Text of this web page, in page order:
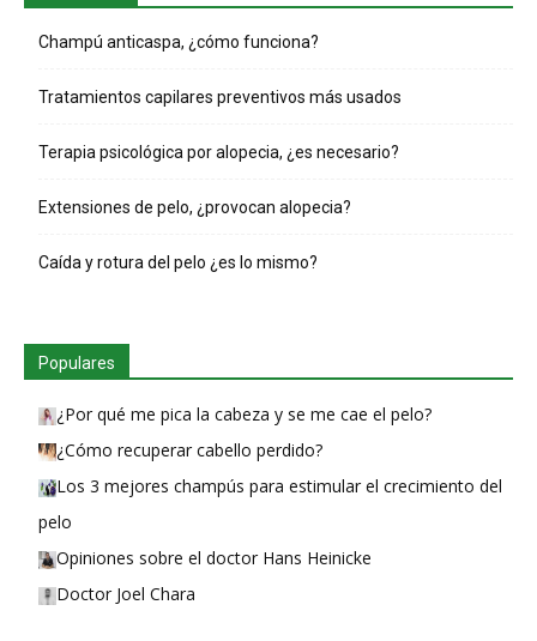
Champú anticaspa, ¿cómo funciona?
Tratamientos capilares preventivos más usados
Terapia psicológica por alopecia, ¿es necesario?
Extensiones de pelo, ¿provocan alopecia?
Caída y rotura del pelo ¿es lo mismo?
Populares
¿Por qué me pica la cabeza y se me cae el pelo?
¿Cómo recuperar cabello perdido?
Los 3 mejores champús para estimular el crecimiento del
pelo
Opiniones sobre el doctor Hans Heinicke
Doctor Joel Chara